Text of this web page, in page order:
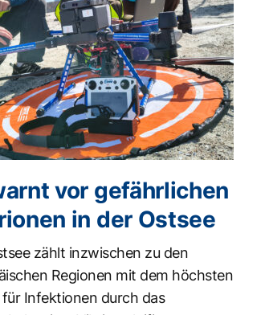
vor gefährlichen
in der Ostsee
zählt inzwischen zu den
Regionen mit dem höchsten
für Infektionen durch das